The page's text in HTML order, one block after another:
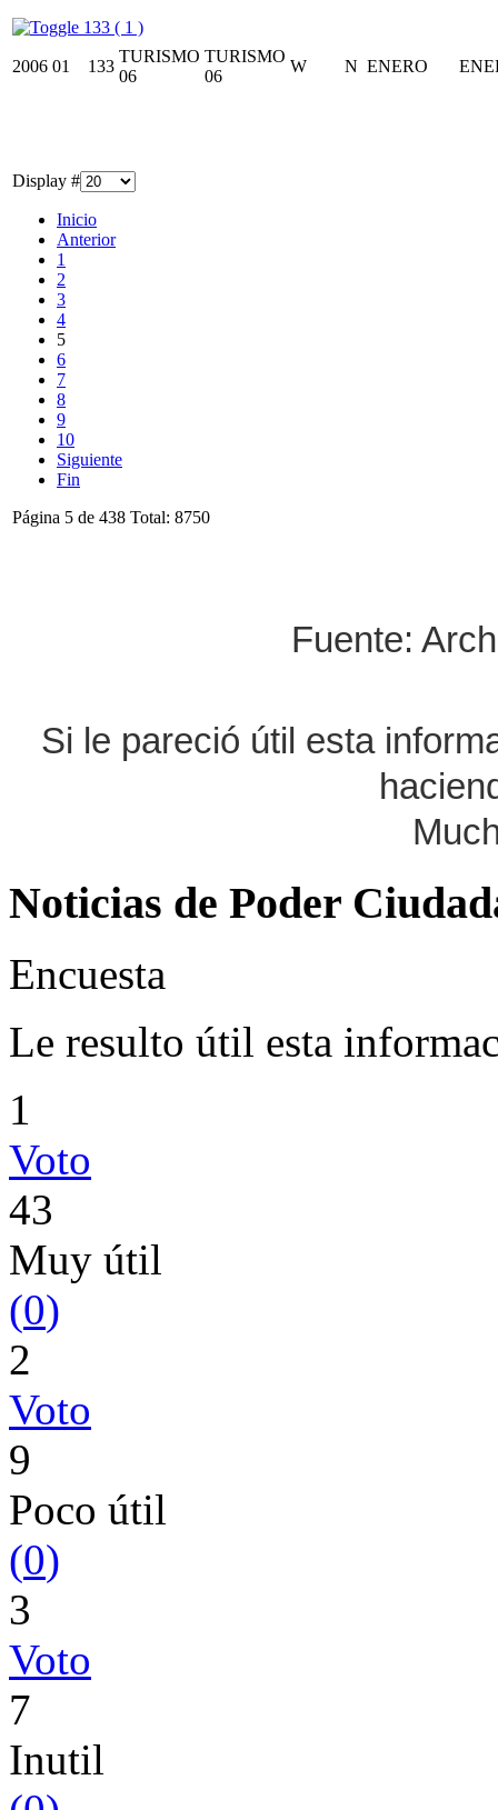
Display #
Inicio
Anterior
1
2
3
4
5
6
7
8
9
10
Siguiente
Fin
Página 5 de 438 Total: 8750
133 ( 1 )
2006 01 133
TURISMO
06
TURISMO
06
W N ENERO
Fuente:
Si le pareció útil esta
Noticias de Poder
Encuesta
Le resulto útil esta
1
Voto
43
Muy útil
(0)
2
Voto
9
Poco útil
(0)
3
Voto
7
Inutil